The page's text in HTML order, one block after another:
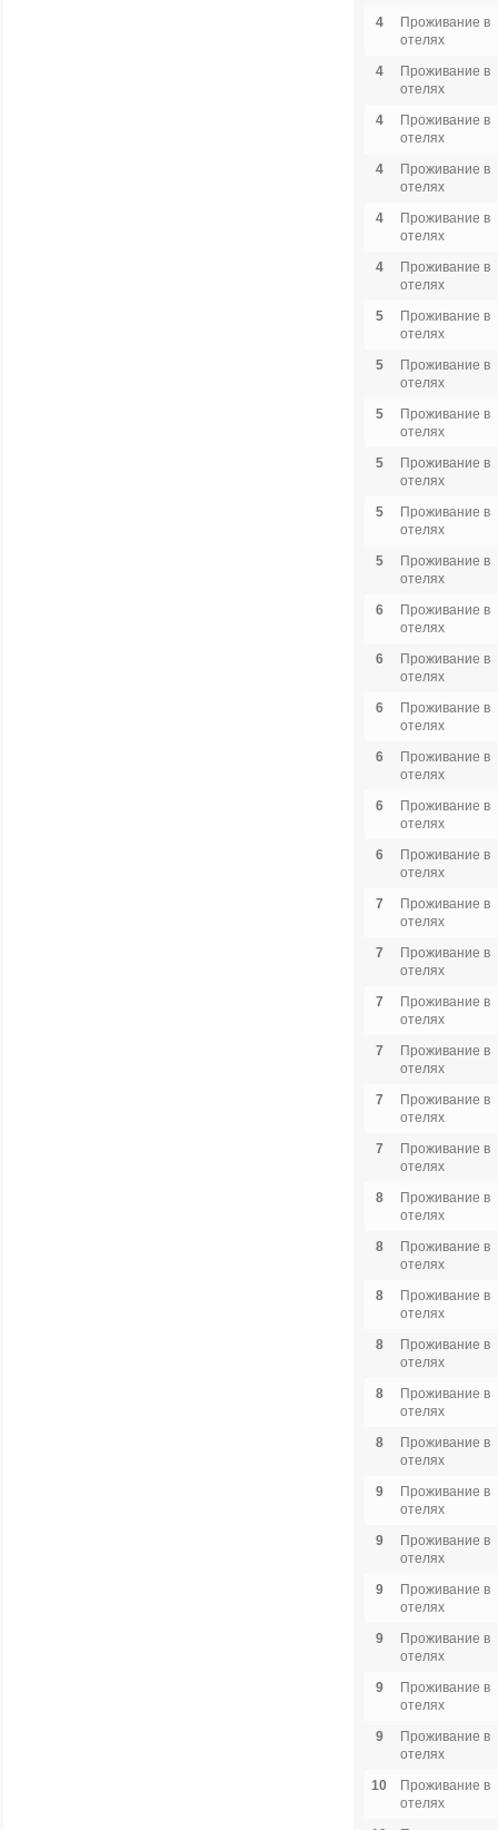
4
Проживание в
отелях
4
Проживание в
отелях
4
Проживание в
отелях
4
Проживание в
отелях
4
Проживание в
отелях
4
Проживание в
отелях
5
Проживание в
отелях
5
Проживание в
отелях
5
Проживание в
отелях
5
Проживание в
отелях
5
Проживание в
отелях
5
Проживание в
отелях
6
Проживание в
отелях
6
Проживание в
отелях
6
Проживание в
отелях
6
Проживание в
отелях
6
Проживание в
отелях
6
Проживание в
отелях
7
Проживание в
отелях
7
Проживание в
отелях
7
Проживание в
отелях
7
Проживание в
отелях
7
Проживание в
отелях
7
Проживание в
отелях
8
Проживание в
отелях
8
Проживание в
отелях
8
Проживание в
отелях
8
Проживание в
отелях
8
Проживание в
отелях
8
Проживание в
отелях
9
Проживание в
отелях
9
Проживание в
отелях
9
Проживание в
отелях
9
Проживание в
отелях
9
Проживание в
отелях
9
Проживание в
отелях
10
Проживание в
отелях